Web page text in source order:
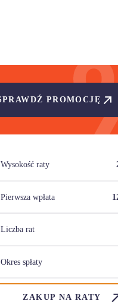
PROMOCJĘ
Wysokość raty
Pierwsza wpłata
Liczba rat
Okres spłaty
ZAKUP NA RATY